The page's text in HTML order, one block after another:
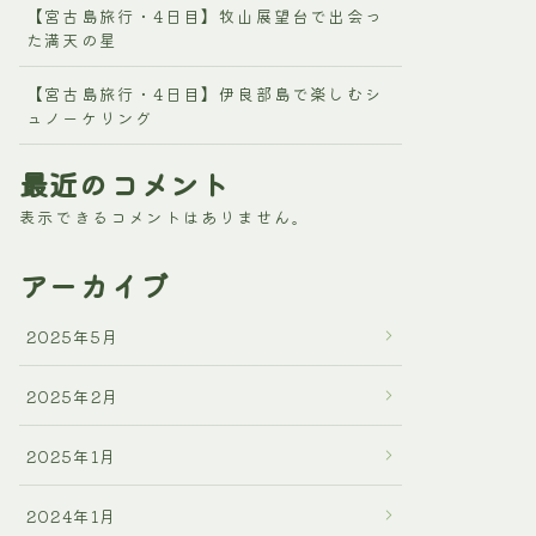
【宮古島旅行・4日目】牧山展望台で出会っ
た満天の星
【宮古島旅行・4日目】伊良部島で楽しむシ
ュノーケリング
最近のコメント
表示できるコメントはありません。
アーカイブ
2025年5月
2025年2月
2025年1月
2024年1月